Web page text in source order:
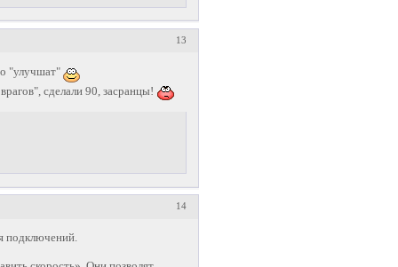
13
"улучшат"
сделали 90, засранцы!
14
подключений.